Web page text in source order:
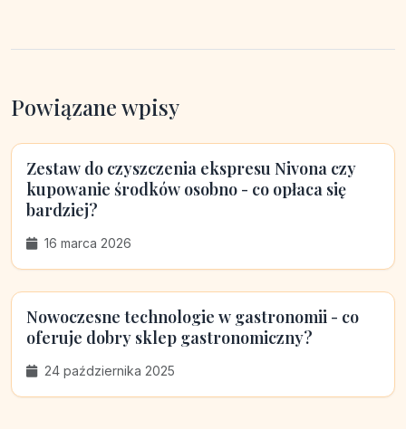
Powiązane wpisy
Zestaw do czyszczenia ekspresu Nivona czy
kupowanie środków osobno - co opłaca się
bardziej?
16 marca 2026
Nowoczesne technologie w gastronomii - co
oferuje dobry sklep gastronomiczny?
24 października 2025